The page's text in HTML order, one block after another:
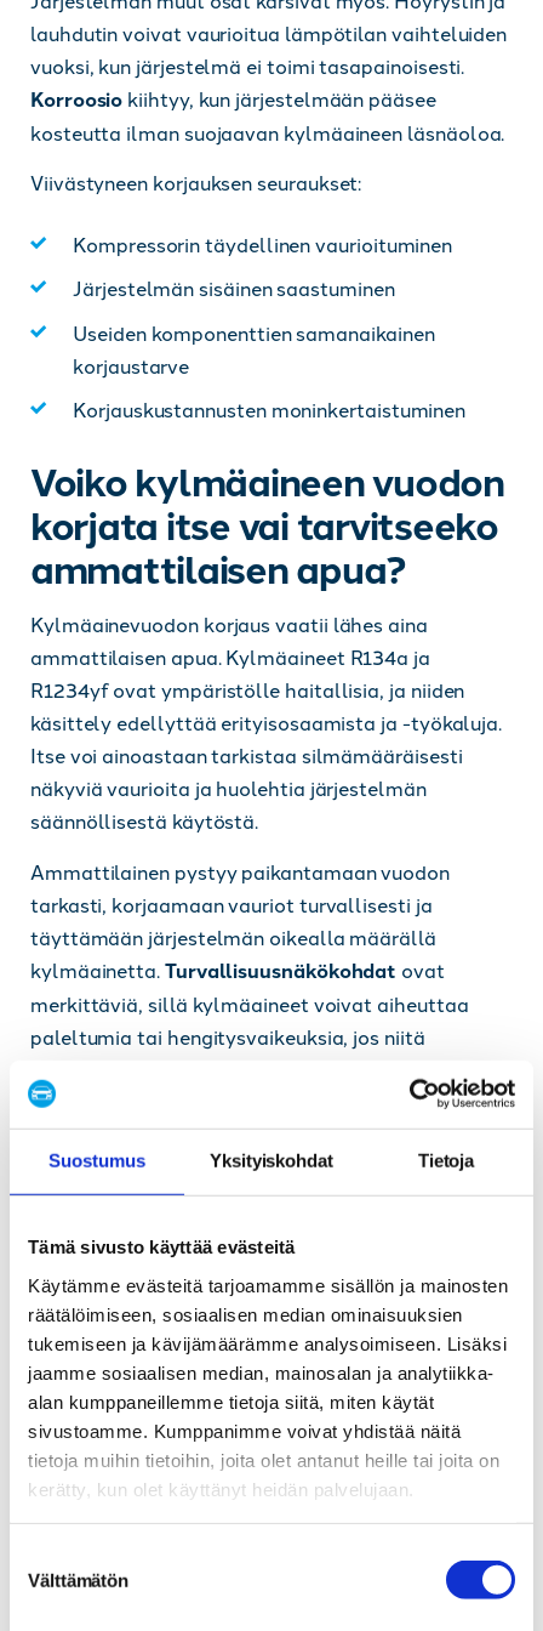
Suostumus Yksityiskohdat Tietoja
Tämä sivusto käyttää evästeitä
Käytämme evästeitä tarjoamamme sisällön ja mainosten
räätälöimiseen, sosiaalisen median ominaisuuksien
tukemiseen ja kävijämäärämme analysoimiseen. Lisäksi
jaamme sosiaalisen median, mainosalan ja analytiikka-
alan kumppaneillemme tietoja siitä, miten käytät
sivustoamme. Kumppanimme voivat yhdistää näitä
tietoja muihin tietoihin, joita olet antanut heille tai joita on
kerätty, kun olet käyttänyt heidän palvelujaan.
Välttämätön
lauhdutin voivat vaurioitua lämpötilan vaihteluiden
vuoksi, kun järjestelmä ei toimi tasapainoisesti.
Korroosio kiihtyy, kun järjestelmään pääsee
kosteutta ilman suojaavan kylmäaineen läsnäoloa.
Viivästyneen korjauksen seuraukset:
Kompressorin täydellinen vaurioituminen
Järjestelmän sisäinen saastuminen
Useiden komponenttien samanaikainen
korjaustarve
Korjauskustannusten moninkertaistuminen
Voiko kylmäaineen vuodon
korjata itse vai tarvitseeko
ammattilaisen apua?
Kylmäainevuodon korjaus vaatii lähes aina
ammattilaisen apua. Kylmäaineet R134a ja
R1234yf ovat ympäristölle haitallisia, ja niiden
käsittely edellyttää erityisosaamista ja -työkaluja.
Itse voi ainoastaan tarkistaa silmämääräisesti
näkyviä vaurioita ja huolehtia järjestelmän
säännöllisestä käytöstä.
Ammattilainen pystyy paikantamaan vuodon
tarkasti, korjaamaan vauriot turvallisesti ja
täyttämään järjestelmän oikealla määrällä
kylmäainetta. Turvallisuusnäkökohdat ovat
merkittäviä, sillä kylmäaineet voivat aiheuttaa
paleltumia tai hengitysvaikeuksia, jos niitä
toimenpiteiden välillä:
Toimenpide Itse tehtävä Ammattilainen
Vuodon
paikantaminen
Vain näkyvät
vauriot
diagnostiikka
Korjaustyöt
Ei suositella
Turvallinen ja
tehokas
Kylmäaineen
täyttö
Vaatii
erikoistyökaluja
Oikea määrä ja
laatu
Paljonko kylmäaineen
vuodon korjaus maksaa ja
miten voi ehkäistä uusia